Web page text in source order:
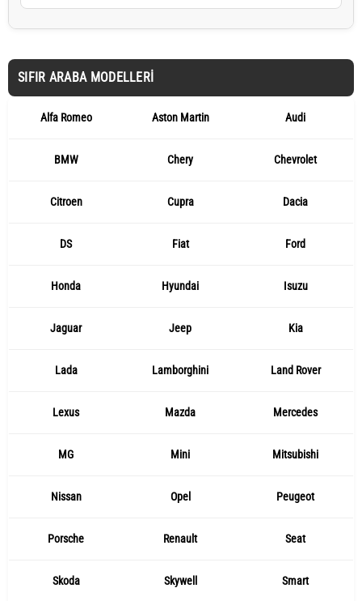
SIFIR ARABA MODELLERI
Alfa Romeo Aston Martin Audi
BMW Chery Chevrolet
Citroen Cupra Dacia
DS Fiat Ford
Honda Hyundai Isuzu
Jaguar Jeep Kia
Lada Lamborghini Land Rover
Lexus Mazda Mercedes
MG Mini Mitsubishi
Nissan Opel Peugeot
Porsche Renault Seat
Skoda Skywell Smart